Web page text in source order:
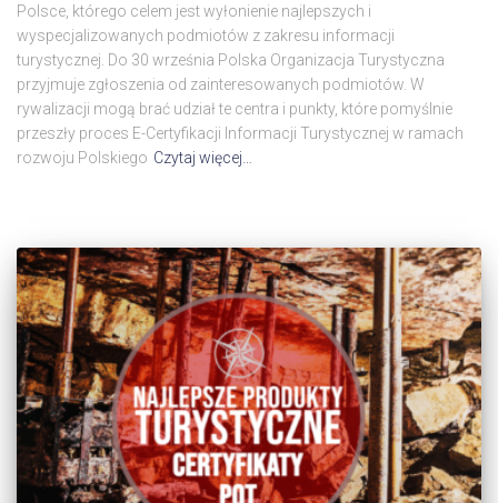
Polsce, którego celem jest wyłonienie najlepszych i
wyspecjalizowanych podmiotów z zakresu informacji
turystycznej. Do 30 września Polska Organizacja Turystyczna
przyjmuje zgłoszenia od zainteresowanych podmiotów. W
rywalizacji mogą brać udział te centra i punkty, które pomyślnie
przeszły proces E-Certyfikacji Informacji Turystycznej w ramach
rozwoju Polskiego Czytaj więcej…